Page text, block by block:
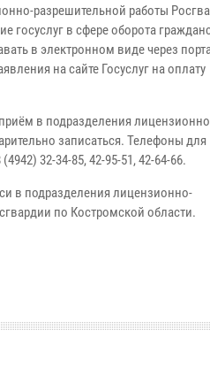
разрешительной работы
госуслуг в сфере оборота
в электронном виде через
на сайте Госуслуг на оплату
в подразделения
записаться. Телефоны для
32-34-85, 42-95-51, 42-64-66.
в подразделения лицензионно-
по Костромской области.